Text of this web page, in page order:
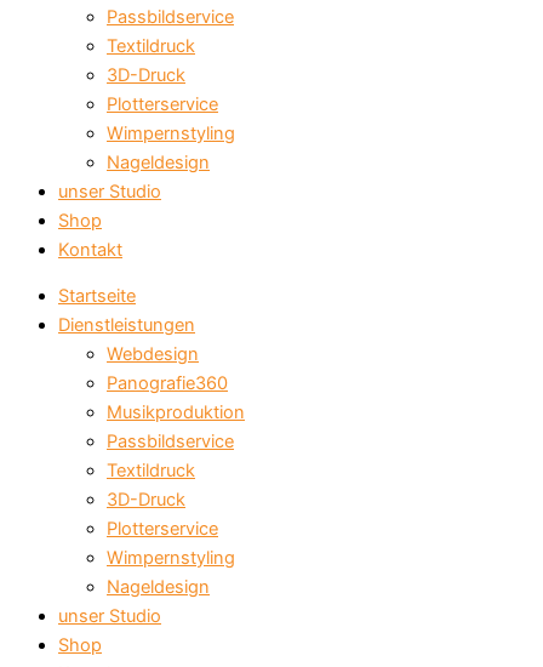
Passbildservice
Textildruck
3D-Druck
Plotterservice
Wimpernstyling
Nageldesign
unser Studio
Shop
Kontakt
Startseite
Dienstleistungen
Webdesign
Panografie360
Musikproduktion
Passbildservice
Textildruck
3D-Druck
Plotterservice
Wimpernstyling
Nageldesign
unser Studio
Shop